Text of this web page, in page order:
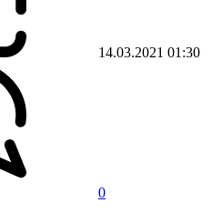
14.03.2021 01:30
0